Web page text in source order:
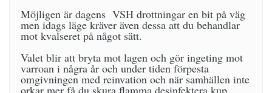
Möjligen är dagens VSH drottningar en bit på väg
men idags läge kräver även dessa att du behandlar
mot kvalseret på något sätt.
Valet blir att bryta mot lagen och gör ingeting mot
varroan i några år och under tiden förpesta
omgivningen med reinvation och när samhällen inte
orkar mer få du skura flamma desinfektera kup